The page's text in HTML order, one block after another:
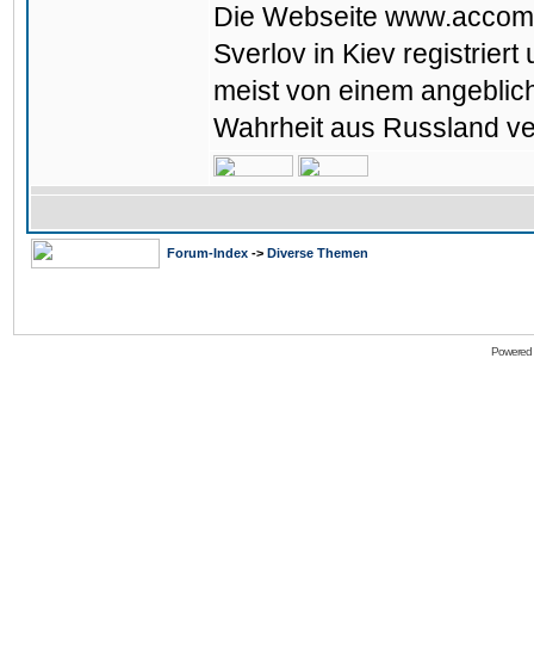
Die Webseite
Sverlov in Kiev registriert
meist von einem
Wahrheit aus Russland
Forum-Index -> Diverse Themen